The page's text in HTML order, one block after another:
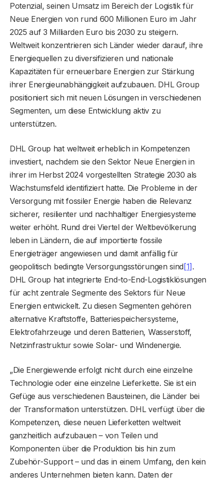
Potenzial, seinen Umsatz im Bereich der Logistik für
Neue Energien von rund 600 Millionen Euro im Jahr
2025 auf 3 Milliarden Euro bis 2030 zu steigern.
Weltweit konzentrieren sich Länder wieder darauf, ihre
Energiequellen zu diversifizieren und nationale
Kapazitäten für erneuerbare Energien zur Stärkung
ihrer Energieunabhängigkeit aufzubauen. DHL Group
positioniert sich mit neuen Lösungen in verschiedenen
Segmenten, um diese Entwicklung aktiv zu
unterstützen.
DHL Group hat weltweit erheblich in Kompetenzen
investiert, nachdem sie den Sektor Neue Energien in
ihrer im Herbst 2024 vorgestellten Strategie 2030 als
Wachstumsfeld identifiziert hatte. Die Probleme in der
Versorgung mit fossiler Energie haben die Relevanz
sicherer, resilienter und nachhaltiger Energiesysteme
weiter erhöht. Rund drei Viertel der Weltbevölkerung
leben in Ländern, die auf importierte fossile
Energieträger angewiesen und damit anfällig für
geopolitisch bedingte Versorgungsstörungen sind[1].
DHL Group hat integrierte End-to-End-Logistiklösungen
für acht zentrale Segmente des Sektors für Neue
Energien entwickelt. Zu diesen Segmenten gehören
alternative Kraftstoffe, Batteriespeichersysteme,
Elektrofahrzeuge und deren Batterien, Wasserstoff,
Netzinfrastruktur sowie Solar- und Windenergie.
„Die Energiewende erfolgt nicht durch eine einzelne
Technologie oder eine einzelne Lieferkette. Sie ist ein
Gefüge aus verschiedenen Bausteinen, die Länder bei
der Transformation unterstützen. DHL verfügt über die
Kompetenzen, diese neuen Lieferketten weltweit
ganzheitlich aufzubauen – von Teilen und
Komponenten über die Produktion bis hin zum
Zubehör-Support – und das in einem Umfang, den kein
anderes Unternehmen bieten kann. Daten der